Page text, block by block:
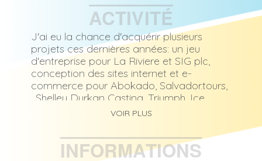
ACTIVITÉ
J'ai eu la chance d'acquérir plusieurs
projets ces dernières années: un jeu
d'entreprise pour La Riviere et SIG plc,
conception des sites internet et e-
commerce pour Abokado, Salvador.tours,
, Shelley Durkan Casting, Triumph, Ice
Radio, etc. et la réalisation de magazines
Fromabert et un guide de golf au Portugal
traduit en allemand et anglais.
VOIR PLUS
INFORMATIONS